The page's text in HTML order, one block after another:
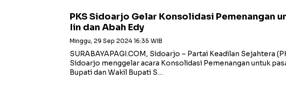
PKS Sidoarjo Gelar Konsolidasi Pemenangan
Iin dan Abah Edy
Minggu, 29 Sep 2024 16:35 WIB
SURABAYAPAGI.COM, Sidoarjo – Partai Keadilan Sejahtera
Sidoarjo menggelar acara Konsolidasi Pemenangan untuk
Bupati dan Wakil Bupati S…